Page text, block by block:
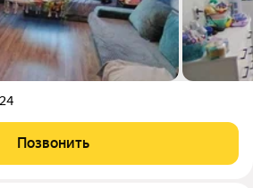
24
Позвонить